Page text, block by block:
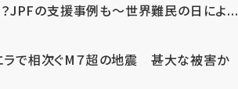
？JPFの支援事例も～世界難民の日によ...
ラで相次ぐM７超の地震 甚大な被害か